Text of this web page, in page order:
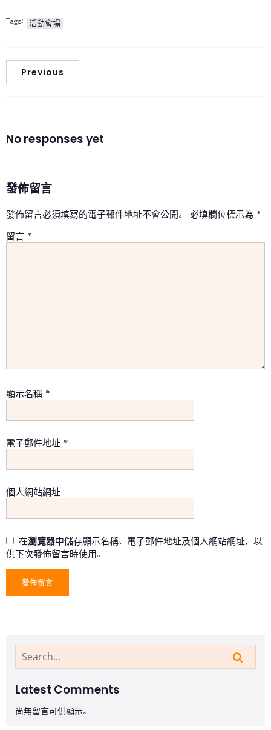
Tags: 活動會場
Previous
No responses yet
發佈留言
發佈留言必須填寫的電子郵件地址不會公開。 必填欄位標示為 *
留言 *
顯示名稱 *
電子郵件地址 *
個人網站網址
在瀏覽器中儲存顯示名稱、電子郵件地址及個人網站網址，以
供下次發佈留言時使用。
Latest Comments
尚無留言可供顯示。